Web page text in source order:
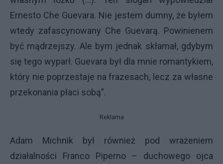
Ernesto Che Guevara. Nie jestem dumny, że byłem
wtedy zafascynowany Che Guevarą. Powinienem
być mądrzejszy. Ale bym jednak skłamał, gdybym
się tego wyparł. Guevara był dla mnie romantykiem,
który nie poprzestaje na frazesach, lecz za własne
przekonania płaci sobą”.
Reklama
Adam Michnik był również pod wrażeniem
działalności Franco Piperno – duchowego ojca